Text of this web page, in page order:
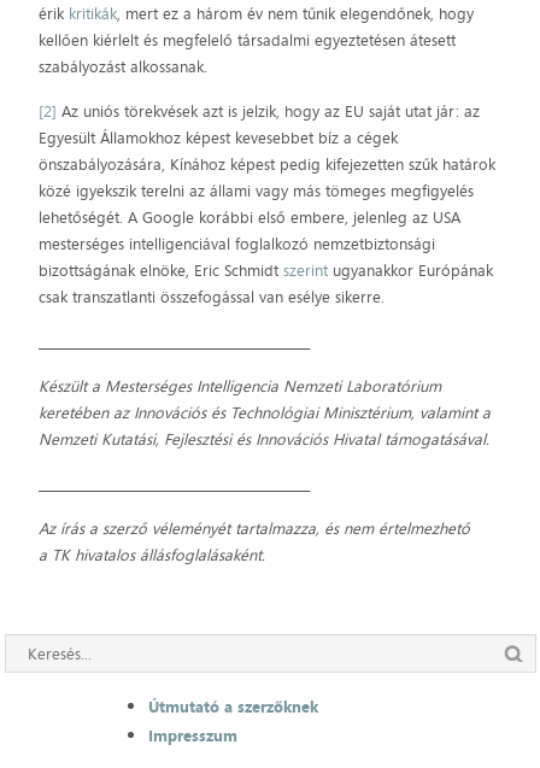
érik kritikák, mert ez a három év nem tűnik elegendőnek, hogy
kellően kiérlelt és megfelelő társadalmi egyeztetésen átesett
szabályozást alkossanak.
[2] Az uniós törekvések azt is jelzik, hogy az EU saját utat jár: az
Egyesült Államokhoz képest kevesebbet bíz a cégek
önszabályozására, Kínához képest pedig kifejezetten szűk határok
közé igyekszik terelni az állami vagy más tömeges megfigyelés
lehetőségét. A Google korábbi első embere, jelenleg az USA
mesterséges intelligenciával foglalkozó nemzetbiztonsági
bizottságának elnöke, Eric Schmidtszerint ugyanakkor Európának
csak transzatlanti összefogással van esélye sikerre.
Készülta Mesterséges Intelligencia Nemzeti Laboratórium
keretében az Innovációs és Technológiai Minisztérium, valamint a
Nemzeti Kutatási, Fejlesztési és Innovációs Hivatal támogatásával.
Az írás a szerző véleményét tartalmazza, és nem értelmezhető
a TK hivatalos állásfoglalásaként.
Útmutató a szerzőknek
Impresszum